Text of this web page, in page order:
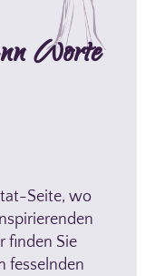
Worte
Seite, wo
finden Sie
fesselnden